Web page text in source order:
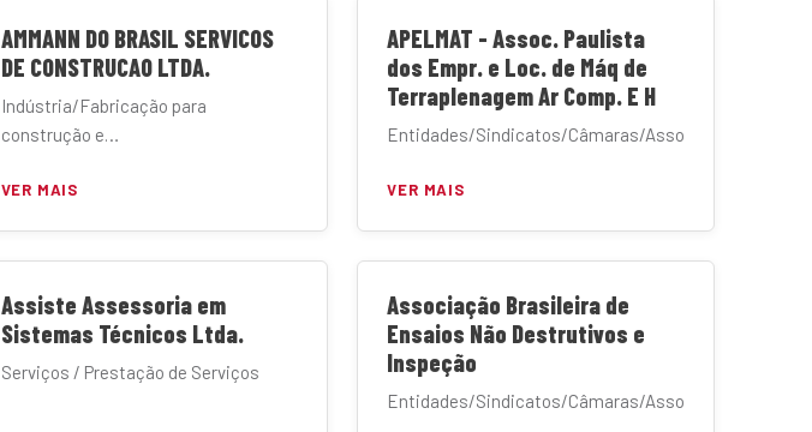
AMMANN DO BRASIL SERVICOS
DE CONSTRUCAO LTDA.
Indústria/Fabricação para
construção e
Manufatura
VER MAIS
APELMAT - Assoc. Paulista
dos Empr. e Loc. de Máq de
Terraplenagem Ar Comp. E H
Entidades/Sindicatos/Câmaras/Associações
VER MAIS
Assiste Assessoria em
Sistemas Técnicos Ltda.
Serviços / Prestação de Serviços
Associação Brasileira de
Ensaios Não Destrutivos e
Inspeção
Entidades/Sindicatos/Câmaras/Associações